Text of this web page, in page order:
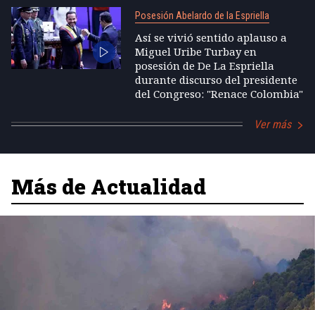
Posesión Abelardo de la Espriella
Así se vivió sentido aplauso a
Miguel Uribe Turbay en
posesión de De La Espriella
durante discurso del presidente
del Congreso: "Renace Colombia"
Ver más
Más de Actualidad